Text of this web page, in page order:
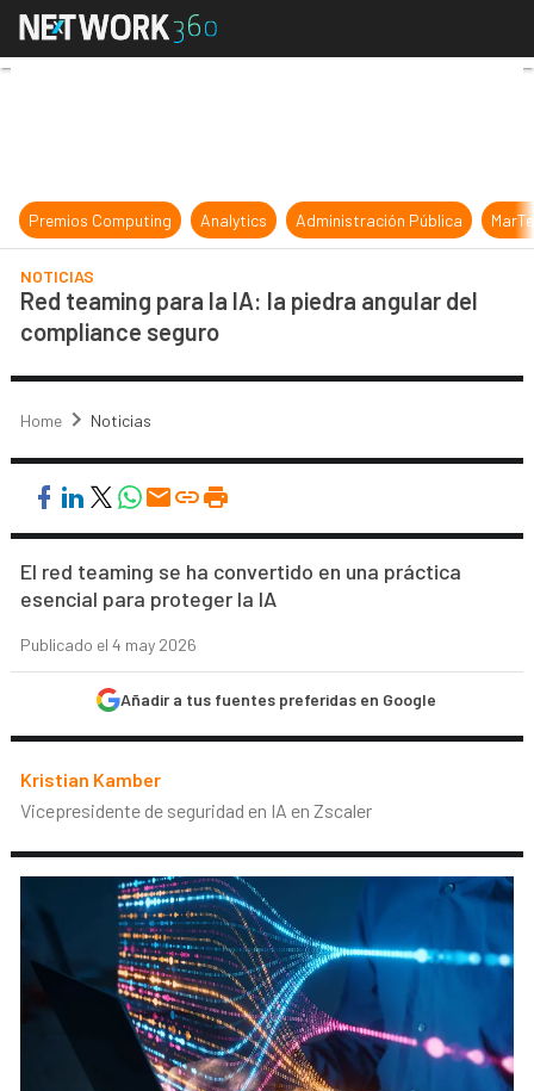
Red teaming para la IA: la piedra
Premios Computing Analytics Administración Pública
NOTICIAS
Red teaming para la IA: la piedra angular del
compliance seguro
Home Noticias
El red teaming se ha convertido en una práctica
esencial para proteger la IA
Publicado el 4 may 2026
Añadir a tus fuentes preferidas en Google
Kristian Kamber
Vicepresidente de seguridad en IA en Zscaler